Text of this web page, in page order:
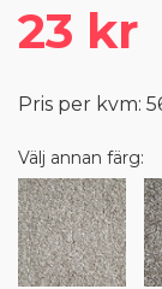
23 kr
Pris per kvm:
Välj annan färg: